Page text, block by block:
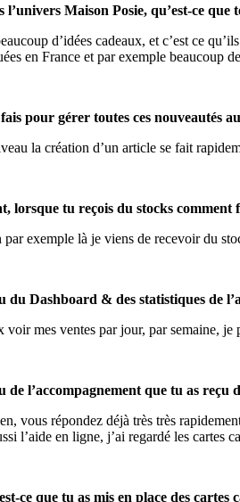
Maison Posie, qu’est-ce que
d’idées cadeaux, et c’est ce
en France et par exemple
pour gérer toutes ces nouveautés
la création d’un article se fait
lorsque tu reçois du stocks comment
exemple là je viens de recevoir du
du Dashboard & des statistiques de
mes ventes par jour, par semaine,
de l’accompagnement que tu as
vous répondez déjà très très
l’aide en ligne, j’ai regardé les
ce que tu as mis en place des cartes